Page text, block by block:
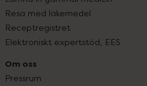
Resa med läkemedel
Receptregistret
Elektroniskt expertstöd, EES
Om oss
Pressrum